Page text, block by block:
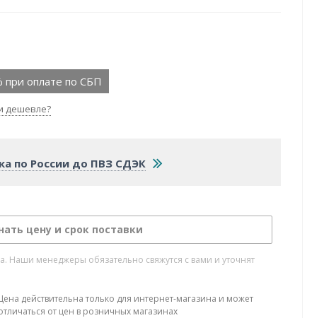
при оплате по СБП
дешевле?
по России до ПВЗ СДЭК
цену и срок поставки
Наши менеджеры обязательно свяжутся с вами и уточнят
действительна только для интернет-магазина и может
от цен в розничных магазинах